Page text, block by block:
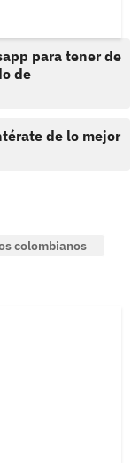
para tener de
de
de lo mejor
colombianos